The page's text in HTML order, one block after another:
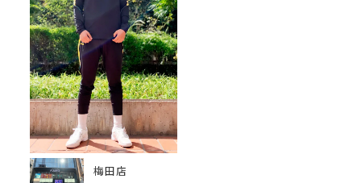
梅田店